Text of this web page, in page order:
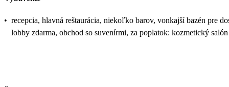
• recepcia, hlavná reštaurácia, niekoľko barov, vonkajší bazén pre
lobby zdarma, obchod so suvenírmi, za poplatok: kozmetický